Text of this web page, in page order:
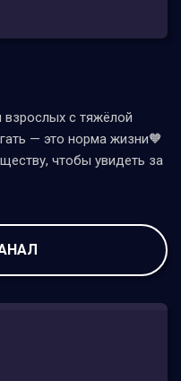
с тяжëлой
— это норма жизни🧡
чтобы увидеть за